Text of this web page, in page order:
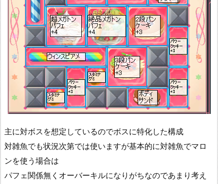
主に対ボスを想定しているのでボスに特化した構成
対雑魚でも状況次第では使いますが基本的に対雑魚でマロ
ンを使う場合は
パフェ関係無くオーバーキルになりがちなのであまり考え